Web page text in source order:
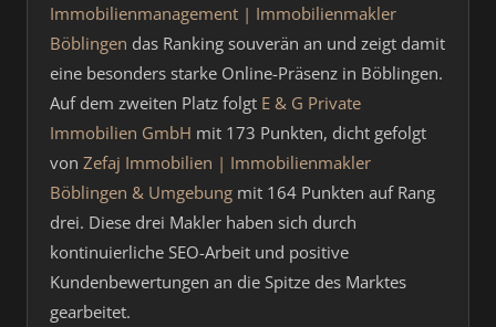
Immobilienmanagement | Immobilienmakler
Böblingen das Ranking souverän an und zeigt damit
eine besonders starke Online-Präsenz in Böblingen.
Auf dem zweiten Platz folgt E & G Private
Immobilien GmbH mit 173 Punkten, dicht gefolgt
von Zefaj Immobilien | Immobilienmakler
Böblingen & Umgebung mit 164 Punkten auf Rang
drei. Diese drei Makler haben sich durch
kontinuierliche SEO-Arbeit und positive
Kundenbewertungen an die Spitze des Marktes
gearbeitet.